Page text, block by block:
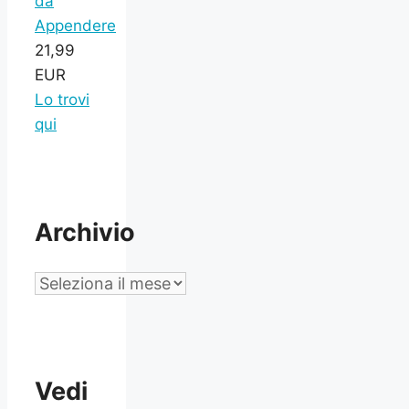
Appendere
21,99
EUR
Lo trovi
qui
Archivio
Archivio
Vedi